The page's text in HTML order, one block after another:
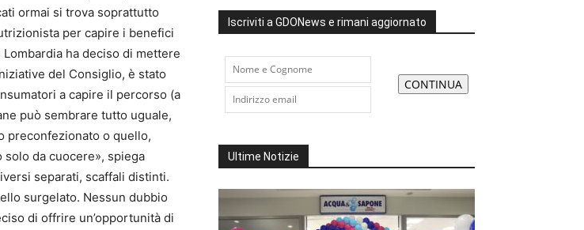
ormai si trova soprattutto
per capire i benefici
ha deciso di mettere
del Consiglio, è stato
a capire il percorso (a
può sembrare tutto uguale,
preconfezionato o quello,
da cuocere», spiega
separati, scaffali distinti.
surgelato. Nessun dubbio
di offrire un’opportunità di
Iscriviti a GDONews e rimani aggiornato
Ultime Notizie